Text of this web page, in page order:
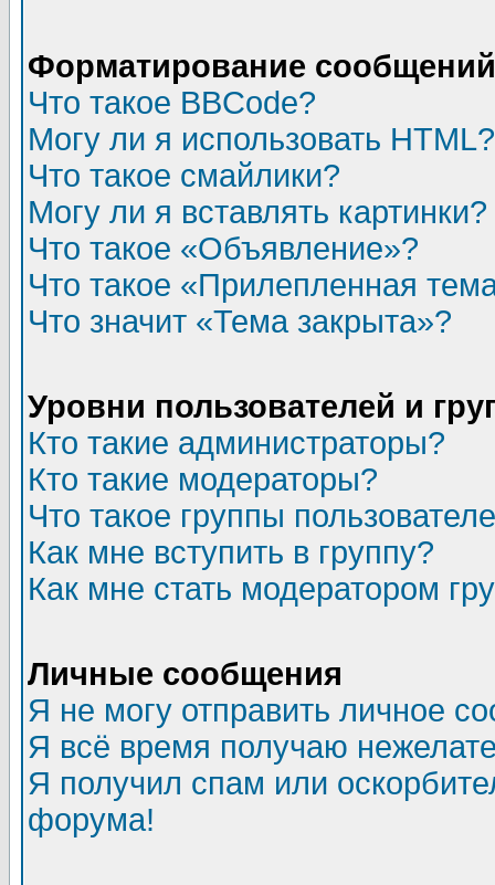
Форматирование
Что такое BBCode?
Могу ли я использовать HTML?
Что такое смайлики?
Могу ли я вставлять картинки?
Что такое «Объявление»?
Что такое «Прилепленная
Что значит «Тема закрыта»?
Уровни пользователей и
Кто такие администраторы?
Кто такие модераторы?
Что такое группы
Как мне вступить в группу?
Как мне стать модератором
Личные сообщения
Я не могу отправить личное
Я всё время получаю
Я получил спам или
форума!